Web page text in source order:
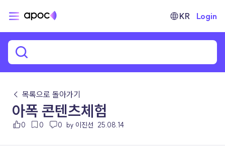
KR Login
← 목록으로 돌아가기
아폭 콘텐츠체험
0 0 0 by 이진선 25.08.14